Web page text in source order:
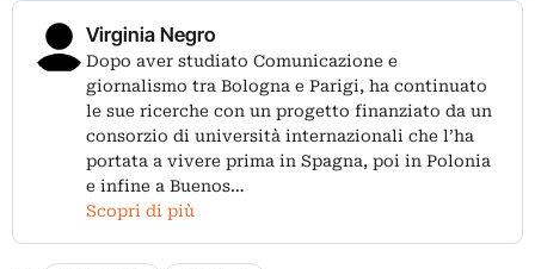
Virginia Negro
Dopo aver studiato Comunicazione e
giornalismo tra Bologna e Parigi, ha continuato
le sue ricerche con un progetto finanziato da un
consorzio di università internazionali che l’ha
portata a vivere prima in Spagna, poi in Polonia
e infine a Buenos…
Scopri di più